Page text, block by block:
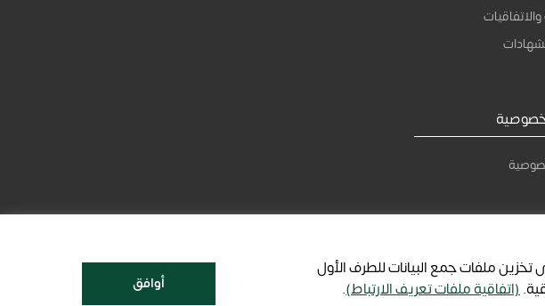
ملفات جمع البيانات للطرف الأول
(اتفاقية ملفات تعريف الارتباط). أوافق